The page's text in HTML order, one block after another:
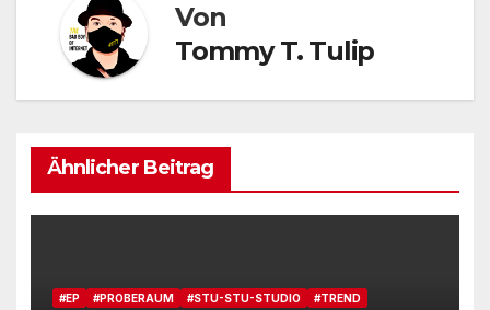
Von
Tommy T. Tulip
Ähnlicher Beitrag
#EP #PROBERAUM #STU-STU-STUDIO #TREND